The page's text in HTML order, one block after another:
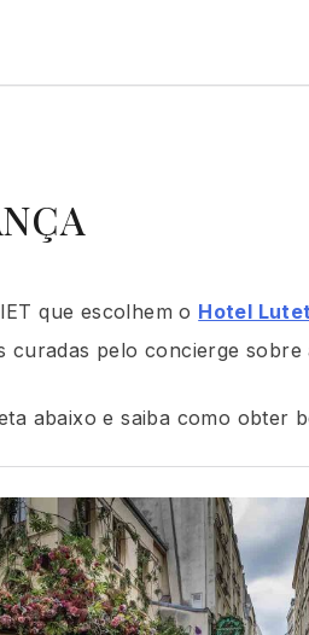
que escolhem o Hotel
curadas pelo concierge
abaixo e saiba como obter